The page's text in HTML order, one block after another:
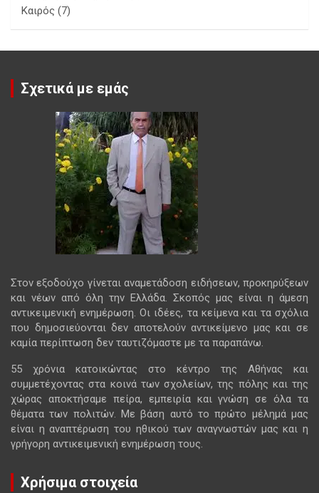
Καιρός (7)
Σχετικά με εμάς
Στον εξοδούχο γίνεται αναμετάδοση ειδήσεων, προκηρύξεων
και νέων από όλη την Ελλάδα. Σκοπός μας είναι η άμεση
αντικειμενική ενημέρωση. Οι ιδέες, τα κείμενα και τα σχόλια
που δημοσιεύονται δεν αποτελούν αντικείμενο μας και σε
καμία περίπτωση δεν ταυτιζόμαστε με τα παραπάνω.
55 χρόνια κατοικώντας στο κέντρο της Αθήνας και
συμμετέχοντας στα κοινά των σχολείων, της πόλης και της
χώρας αποκτήσαμε πείρα, εμπειρία και γνώση σε όλα τα
θέματα των πολιτών. Με βάση αυτό το πρώτο μέλημά μας
είναι η αναπτέρωση του ηθικού των αναγνωστών μας και η
γρήγορη αντικειμενική ενημέρωση τους.
Χρήσιμα στοιχεία